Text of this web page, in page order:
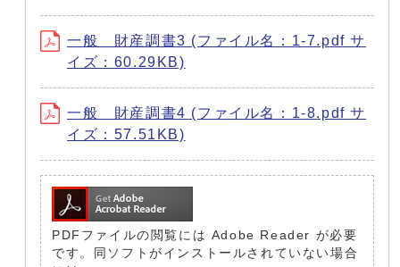
一般 財産調書3 (ファイル名：1-7.pdf サ
イズ：60.29KB)
一般 財産調書4 (ファイル名：1-8.pdf サ
イズ：57.51KB)
PDFファイルの閲覧には Adobe Reader が必要
です。同ソフトがインストールされていない場合